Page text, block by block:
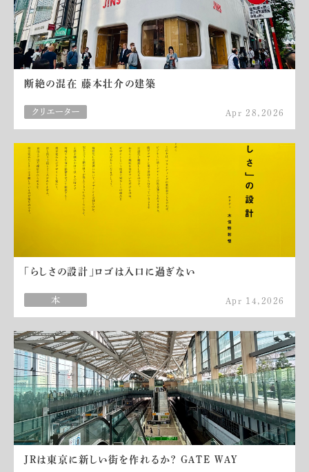
断絶の混在 藤本壮介の建築
Apr 28,2026
「らしさの設計」ロゴは入口に過ぎない
Apr 14,2026
JRは東京に新しい街を作れるか？ GATE WAY